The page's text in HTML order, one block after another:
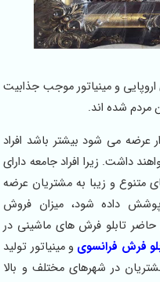
و مینیاتور موجب جذابیت
مردم شده اند.
عرضه می شود بیشتر باشد افراد
داشت. زیرا افراد جامعه دارای
متنوع و زیبا به مشتریان عرضه
داده شود، میزان فروش
تابلو فرش های ماشینی در
فرش فرانسوی و مینیاتور تولید
در شهرهای مختلف و بالا